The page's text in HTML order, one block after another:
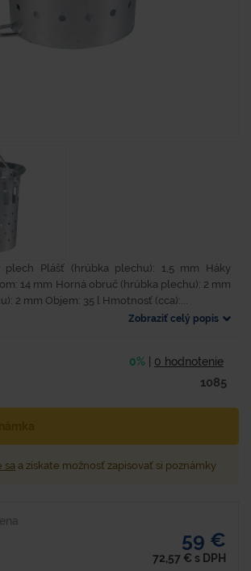
plech Plášť (hrúbka plechu): 1,5 mm Háky
14 mm Horná obruč (hrúbka plechu): 2 mm
2 mm Objem: 35 l Hmotnosť (cca):...
Zobraziť celý popis
0% 0 hodnotenie
1085
sa a získate možnosť zapisovať si poznámky
59 €
72,57 € s DPH